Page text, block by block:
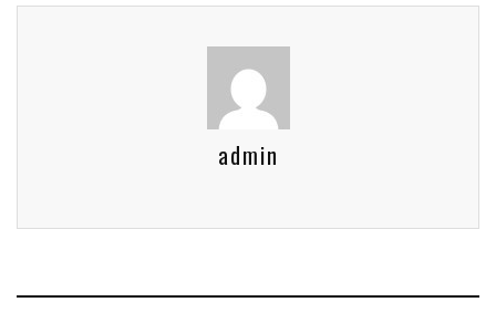
admin